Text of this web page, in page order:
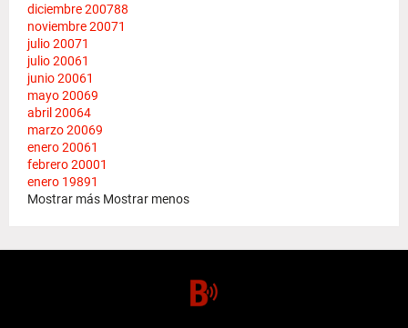
diciembre 200788
noviembre 20071
julio 20071
julio 20061
junio 20061
mayo 20069
abril 20064
marzo 20069
enero 20061
febrero 20001
enero 19891
Mostrar más Mostrar menos